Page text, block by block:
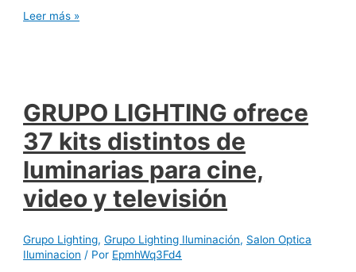
GRUPO
para
teatros,
televisoras,
salas
de
concierto…
Leer más »
GRUPO LIGHTING ofrece
37 kits distintos de
luminarias para cine,
video y televisión
Grupo Lighting,Grupo Lighting Iluminación, Salon Optica
Iluminacion / Por EpmhWq3Fd4